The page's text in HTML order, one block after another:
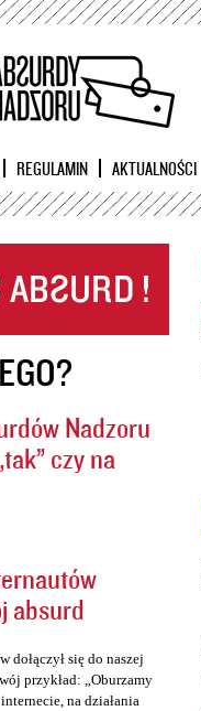
REGULAMIN AKTUALNOŚCI
Nadzoru
czy na
absurd
dołączył się do naszej
przykład: „Oburzamy
na działania